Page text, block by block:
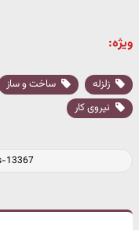
ویژه:
زلزله ساخت و ساز
نیروی کار